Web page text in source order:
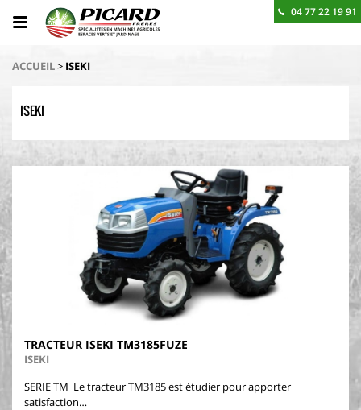
BESOIN D'UN RENSEIGNEMENT ? CONTACTEZ-NOUS
04 77 22 19 91
ACCUEIL> ISEKI
ISEKI
TRACTEUR ISEKI TM3185FUZE
ISEKI
SERIE TM Le tracteur TM3185 est étudier pour apporter
satisfaction…